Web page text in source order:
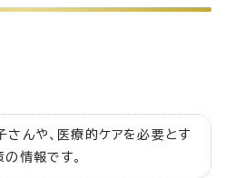
んや、医療的ケアを必要とす
情報です。